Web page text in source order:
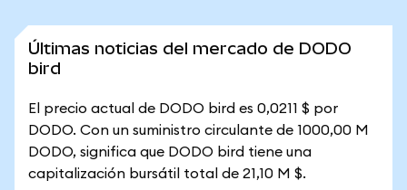
Últimas noticias del mercado de DODO
bird
El precio actual de DODO bird es 0,0211 $ por
DODO. Con un suministro circulante de 1000,00 M
DODO, significa que DODO bird tiene una
capitalización bursátil total de 21,10 M $.